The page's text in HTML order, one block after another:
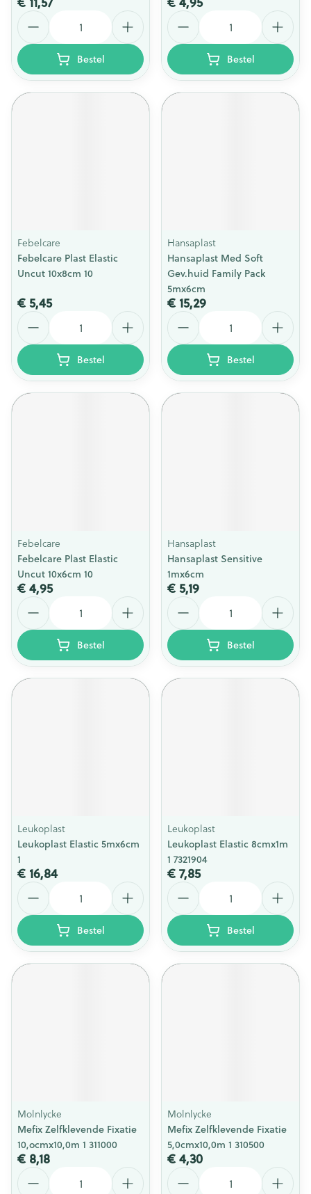
Bestel
Aantal
Bestel
Febelcare
Febelcare Plast Elastic
Uncut 10x8cm 10
€ 5,45
Bestel
Hansaplast
Hansaplast Med Soft
Gev.huid Family Pack
5mx6cm
€ 15,29
Aantal
Bestel
Febelcare
Febelcare Plast Elastic
Uncut 10x6cm 10
€ 4,95
Bestel
Hansaplast
Hansaplast Sensitive
1mx6cm
€ 5,19
Bestel
Leukoplast
Leukoplast Elastic 5mx6cm
1
€ 16,84
Bestel
Leukoplast
Leukoplast Elastic 8cmx1m
1 7321904
€ 7,85
Aantal
Bestel
Molnlycke
Mefix Zelfklevende Fixatie
10,ocmx10,0m 1 311000
€ 8,18
Molnlycke
Mefix Zelfklevende Fixatie
5,0cmx10,0m 1 310500
€ 4,30